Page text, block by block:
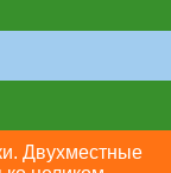
Двухместные